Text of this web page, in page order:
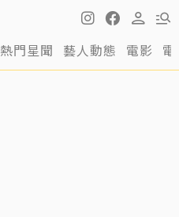
熱門星聞 藝人動態 電影